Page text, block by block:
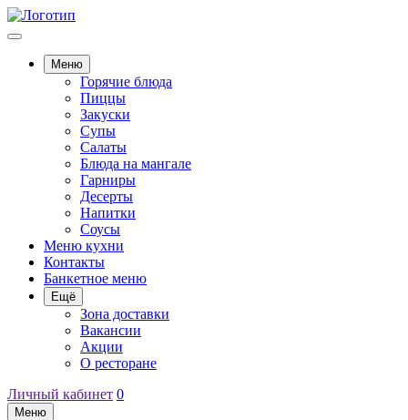
Меню
Горячие блюда
Пиццы
Закуски
Супы
Салаты
Блюда на мангале
Гарниры
Десерты
Напитки
Соусы
Меню кухни
Контакты
Банкетное меню
Ещё
Зона доставки
Вакансии
Акции
О ресторане
Личный кабинет 0
Меню